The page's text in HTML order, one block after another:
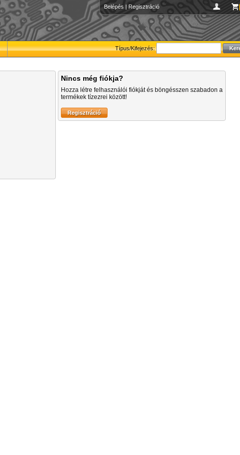
Belépés | Regisztráció
Típus/Kifejezés:
Nincs még fiókja?
Hozza létre felhasználói fiókját és böngésszen szabadon a
termékek tízezrei között!